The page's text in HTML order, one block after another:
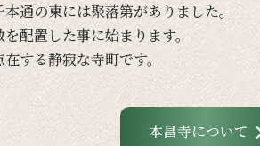
本通の東には聚落第がありました。
を配置した事に始まります。
在する静寂な寺町です。
本昌寺について